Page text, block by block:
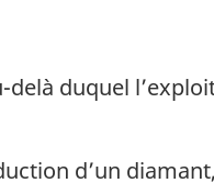
duquel
d’un